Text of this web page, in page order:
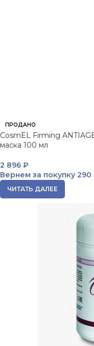
ПРОДАНО
CosmEL Firming
маска 100 мл
2 896 ₽
Вернем за покупку 290
ЧИТАТЬ ДАЛЕЕ